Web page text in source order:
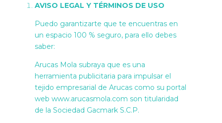
AVISO LEGAL Y TÉRMINOS DE USO
Puedo garantizarte que te encuentras en
un espacio 100 % seguro, para ello debes
saber:
Arucas Mola subraya que es una
herramienta publicitaria para impulsar el
tejido empresarial de Arucas como su portal
web www.arucasmola.com son titularidad
de la Sociedad Gacmark S.C.P.